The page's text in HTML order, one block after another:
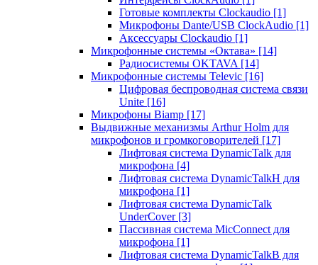
Готовые комплекты Clockaudio [1]
Микрофоны Dante/USB ClockAudio [1]
Аксессуары Clockaudio [1]
Микрофонные системы «Октава» [14]
Радиосистемы OKTAVA [14]
Микрофонные системы Televic [16]
Цифровая беспроводная система связи
Unite [16]
Микрофоны Biamp [17]
Выдвижные механизмы Arthur Holm для
микрофонов и громкоговорителей [17]
Лифтовая система DynamicTalk для
микрофона [4]
Лифтовая система DynamicTalkH для
микрофона [1]
Лифтовая система DynamicTalk
UnderCover [3]
Пассивная система MicConnect для
микрофона [1]
Лифтовая система DynamicTalkB для